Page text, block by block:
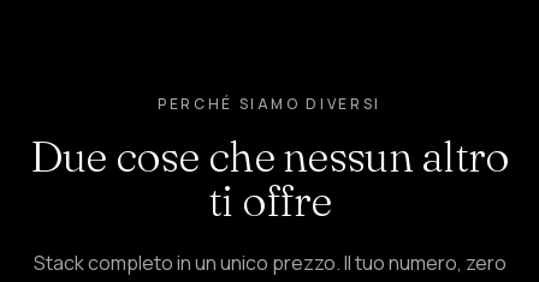
Vendita &
CASA
PERCHÉ SIAMO DIVERSI
Due cose che nessun altro
ti offre
Stack completo in un unico prezzo. Il tuo numero, zero